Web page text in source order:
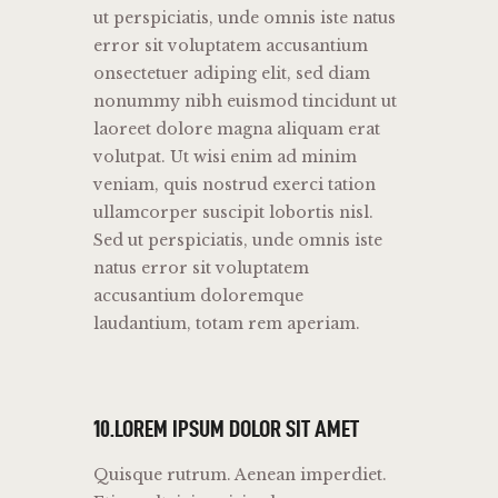
ut perspiciatis, unde omnis iste natus
error sit voluptatem accusantium
onsectetuer adiping elit, sed diam
nonummy nibh euismod tincidunt ut
laoreet dolore magna aliquam erat
volutpat. Ut wisi enim ad minim
veniam, quis nostrud exerci tation
ullamcorper suscipit lobortis nisl.
Sed ut perspiciatis, unde omnis iste
natus error sit voluptatem
accusantium doloremque
laudantium, totam rem aperiam.
10.LOREM IPSUM DOLOR SIT AMET
Quisque rutrum. Aenean imperdiet.